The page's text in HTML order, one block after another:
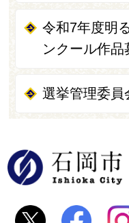
令和7年度明
ンクール作品
選挙管理委員